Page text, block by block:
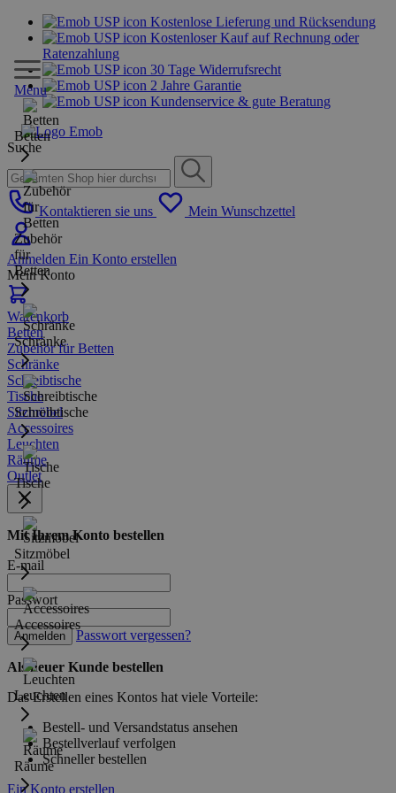
Kostenlose Lieferung und Rücksendung
Kostenloser Kauf auf Rechnung oder
Ratenzahlung
30 Tage Widerrufsrecht
2 Jahre Garantie
Kundenservice & gute Beratung
Suche
Kontaktieren sie uns Mein Wunschzettel
Anmelden Ein Konto erstellen
Mein Konto
Warenkorb
Menu
Betten
Zubehör
für
Betten
Schränke
Schreibtische
Tische
Sitzmöbel
Accessoires
Leuchten
Räume
Betten
Zubehör für Betten
Schränke
Schreibtische
Tische
Sitzmöbel
Accessoires
Leuchten
Räume
Outlet
Mit Ihrem Konto bestellen
E-mail
Passwort
Anmelden Passwort vergessen?
Als neuer Kunde bestellen
Das Erstellen eines Kontos hat viele Vorteile:
Bestell- und Versandstatus ansehen
Bestellverlauf verfolgen
Schneller bestellen
Ein Konto erstellen